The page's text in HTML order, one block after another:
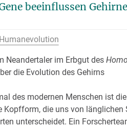
beeinflussen
Humanevolution
Neandertaler im Erbgut des
die Evolution des Gehirns
des modernen Menschen ist die
Kopfform, die uns von länglichen
unterscheidet. Ein